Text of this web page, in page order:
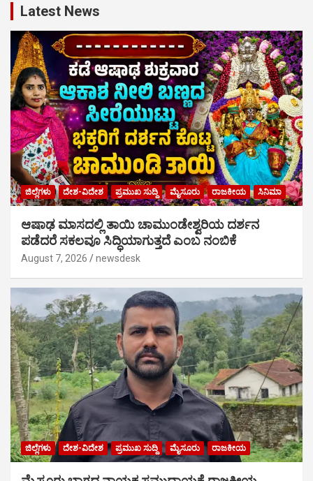
Latest News
ಜಿಲ್ಲೆಗಳು ದೇಶ-ವಿದೇಶ ಪ್ರಮುಖ ಸುದ್ದಿ ಮೈಸೂರು ರಾಜಕೀಯ ಸಿನಿಮಾ
ಆಷಾಢ ಮಾಸದಲ್ಲಿ ತಾಯಿ ಚಾಮುಂಡೇಶ್ವರಿಯ ದರ್ಶನ
ಪಡೆದರೆ ಸಕಲವೂ ಸಿದ್ಧಿಯಾಗುತ್ತದೆ ಎಂಬ ನಂಬಿಕೆ
August 7, 2026 newsdesk
ಜಿಲ್ಲೆಗಳು ದೇಶ-ವಿದೇಶ ಪ್ರಮುಖ ಸುದ್ದಿ ಮೈಸೂರು ರಾಜಕೀಯ